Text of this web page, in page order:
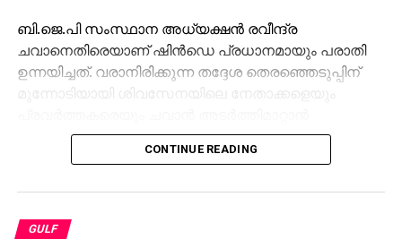
ബി.ജെ.പി സംസ്ഥാന അധ്യക്ഷന്‍ രവീന്ദ്ര
ചവാനെതിരെയാണ് ഷിന്‍ഡെ പ്രധാനമായും പരാതി
ഉന്നയിച്ചത്. വരാനിരിക്കുന്ന തദ്ദേശ തെരഞ്ഞെടുപ്പിന്
മുന്നോടിയായി ശിവസേനയിലെ നേതാക്കളെയും
ശ്രമിക്കുന്നുവെന്ന കടുത്ത ആശങ്ക അദ്ദേഹം ഷായെ
അറിയിച്ചു. ഷിന്‍ഡെയുടെ മകനും എം.പിയുമായ
സംഘര്‍ഷം രൂക്ഷമായിരിക്കുന്നത്.
CONTINUE READING
GULF